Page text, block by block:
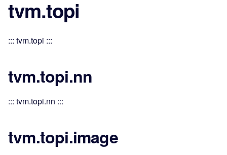
tvm.topi
::: tvm.topi :::
tvm.topi.nn
::: tvm.topi.nn :::
tvm.topi.image